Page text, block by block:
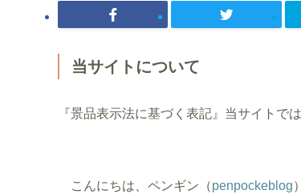
当サイトについて
『景品表示法に基づく表記』当サイトで
こんにちは、ペンギン（penpockeblog